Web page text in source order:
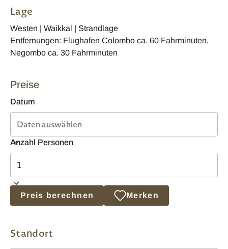
Lage
Westen | Waikkal | Strandlage
Entfernungen: Flughafen Colombo ca. 60 Fahrminuten,
Negombo ca. 30 Fahrminuten
Preise
Datum
Anzahl Personen
Preis berechnen Merken
Standort